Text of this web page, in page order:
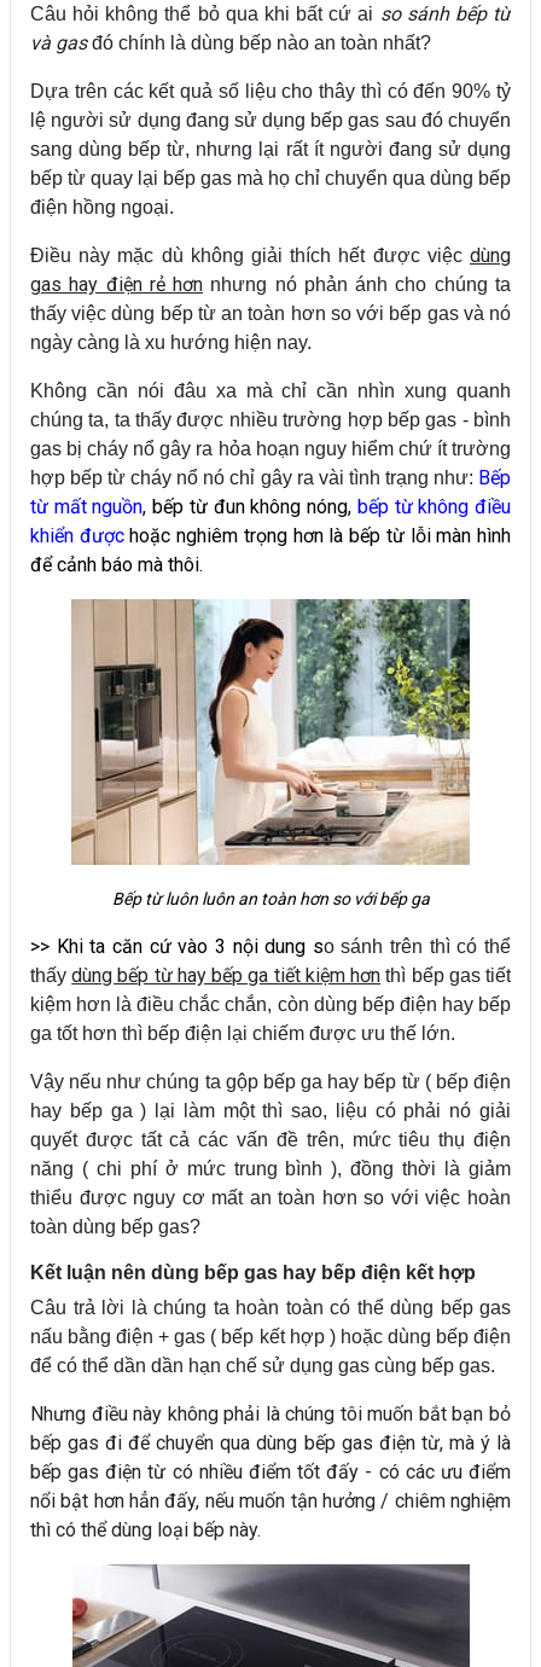
Câu hỏi không thể bỏ qua khi bất cứ ai so sánh bếp từ
và gasđó chính là dùng bếp nào an toàn nhất?
Dựa trên các kết quả số liệu cho thây thì có đến 90% tỷ
lệ người sử dụng đang sử dụng bếp gas sau đó chuyển
sang dùng bếp từ, nhưng lại rất ít người đang sử dụng
bếp từ quay lại bếp gas mà họ chỉ chuyển qua dùng bếp
điện hồng ngoại.
Điều này mặc dù không giải thích hết được việc dùng
gas hay điện rẻ hơn nhưng nó phản ánh cho chúng ta
thấy việc dùng bếp từ an toàn hơn so với bếp gas và nó
ngày càng là xu hướng hiện nay.
Không cần nói đâu xa mà chỉ cần nhìn xung quanh
chúng ta, ta thấy được nhiều trường hợp bếp gas - bình
gas bị cháy nổ gây ra hỏa hoạn nguy hiểm chứ ít trường
hợp bếp từ cháy nổ nó chỉ gây ra vài tình trạng như: Bếp
từ mất nguồn,bếp từ đun không nóng, bếp từ không điều
khiển đượchoặc nghiêm trọng hơn làbếp từ lỗimàn hình
để cảnh báo mà thôi.
Bếp từ luôn luôn an toàn hơn so với bếp ga
>> Khi ta căn cứ vào 3 nội dung so sánh trên thì có thể
thấydùng bếp từ hay bếp ga tiết kiệm hơn thì bếp gas tiết
kiệm hơn là điều chắc chắn, còn dùng bếp điện hay bếp
ga tốt hơn thì bếp điện lại chiếm được ưu thế lớn.
Vậy nếu như chúng ta gộp bếp ga hay bếp từ ( bếp điện
hay bếp ga ) lại làm một thì sao, liệu có phải nó giải
quyết được tất cả các vấn đề trên, mức tiêu thụ điện
năng ( chi phí ở mức trung bình ), đồng thời là giảm
thiểu được nguy cơ mất an toàn hơn so với việc hoàn
toàn dùng bếp gas?
Kết luận nên dùng bếp gas hay bếp điện kết hợp
Câu trả lời là chúng ta hoàn toàn có thể dùng bếp gas
nấu bằng điện + gas ( bếp kết hợp ) hoặc dùng bếp điện
để có thể dần dần hạn chế sử dụng gas cùng bếp gas.
Nhưng điều này không phải là chúng tôi muốn bắt bạn bỏ
bếp gas đi để chuyển qua dùng bếp gas điện từ, mà ý là
bếp gas điện từ có nhiều điểm tốt đấy - có các ưu điểm
nổi bật hơn hẳn đấy, nếu muốn tận hưởng / chiêm nghiệm
thì có thể dùng loại bếp này.